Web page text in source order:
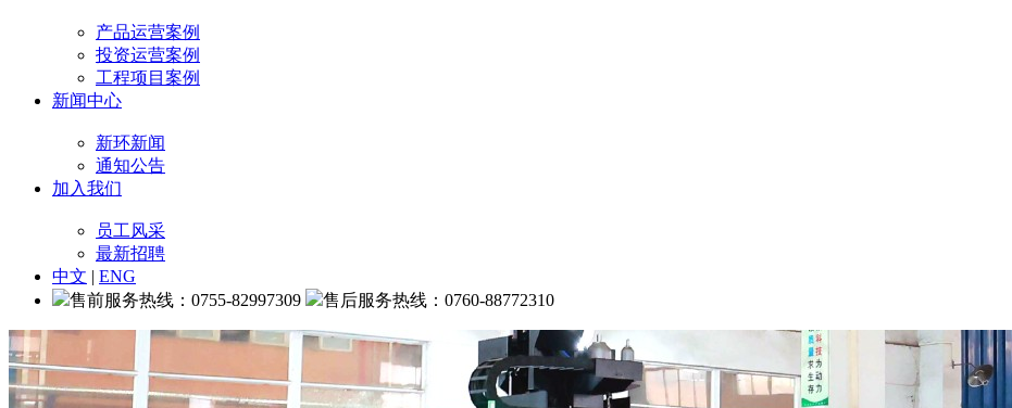
产品运营案例
投资运营案例
工程项目案例
新闻中心
新环新闻
通知公告
加入我们
员工风采
最新招聘
中文 | ENG
售前服务热线：0755-82997309
售后服务热线：0760-88772310